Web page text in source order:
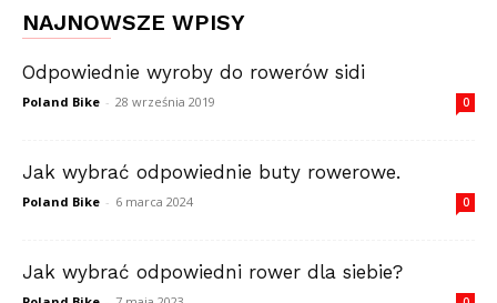
NAJNOWSZE WPISY
Odpowiednie wyroby do rowerów sidi
Poland Bike - 28 września 2019 0
Jak wybrać odpowiednie buty rowerowe.
Poland Bike - 6 marca 2024 0
Jak wybrać odpowiedni rower dla siebie?